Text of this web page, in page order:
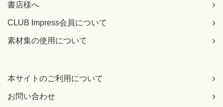
書店様へ
CLUB Impress会員について
素材集の使用について
本サイトのご利用について
お問い合わせ